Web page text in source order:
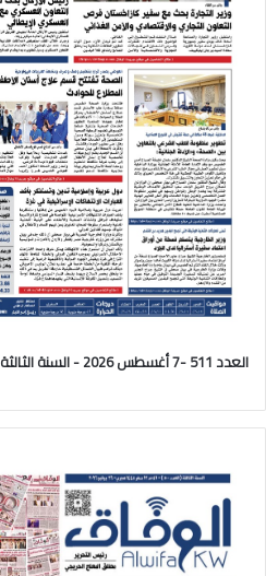
العدد 511 -7 أغسطس 2026 - السنة الثالثة